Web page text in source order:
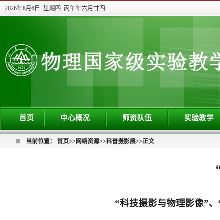
2026年8月6日 星期四 丙午年六月廿四
首页 中心概况 师资队伍 实验教学
当前位置： 首页>>网络资源>>科普摄影展>>正文
“科技摄影与物理影像”